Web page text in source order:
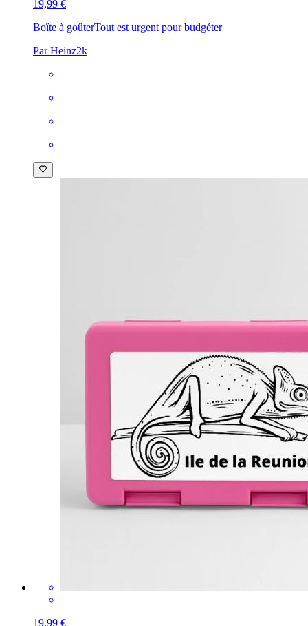
19,99 €
Boîte à goûterTout est urgent pour budgéter
Par Heinz2k
19,99 €